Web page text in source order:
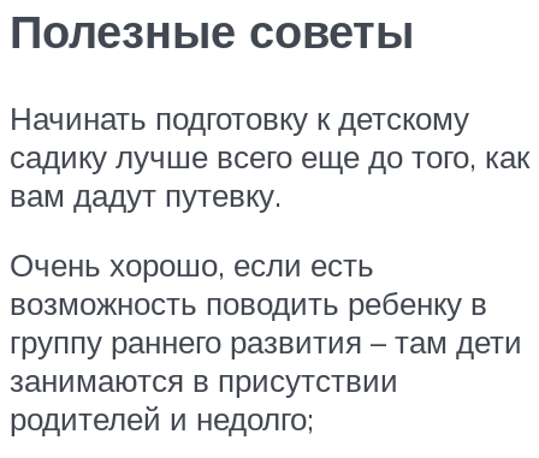
Полезные советы
Начинать подготовку к детскому
садику лучше всего еще до того, как
вам дадут путевку.
Очень хорошо, если есть
возможность поводить ребенку в
группу раннего развития – там дети
занимаются в присутствии
родителей и недолго;